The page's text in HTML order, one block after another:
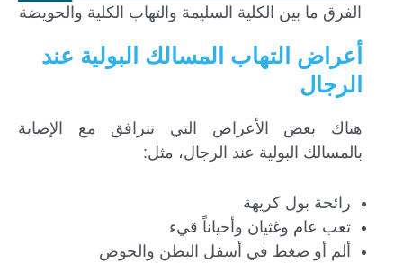
الفرق ما بين الكلية السليمة والتهاب الكلية والحويضة
أعراض التهاب المسالك البولية عند
الرجال
هناك بعض الأعراض التي تترافق مع الإصابة
بالمسالك البولية عند الرجال، مثل:
رائحة بول كريهة
تعب عام وغثيان وأحياناً قيء
ألم أو ضغط في أسفل البطن والحوض